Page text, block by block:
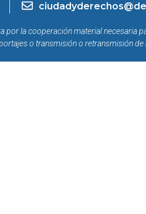
por la cooperación material necesaria
o transmisión o retransmisión